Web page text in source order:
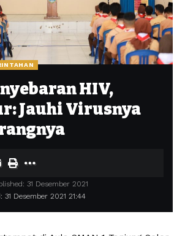
HIV,
Jauhi Virusnya
31 Desember 2021 21:44
31 Desember 2021